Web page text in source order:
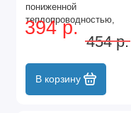
пониженной
теплопроводностью,
медный наконечник с
долговечным покрытием,
394 р.
454 р.
В корзину